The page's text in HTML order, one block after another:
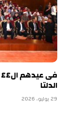
الدلتا
29 يوليو، 2026